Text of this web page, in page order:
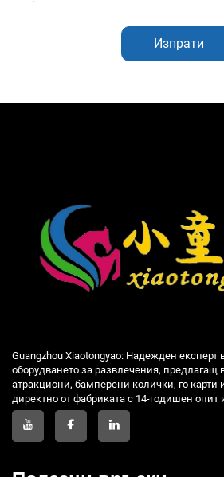
Изпрати
Guangzhou Xiaotongyao: Надежден експерт
оборудването за развлечения,
атракциони, бамперени колички, го карти
директно от фабриката с 14-годишен опит